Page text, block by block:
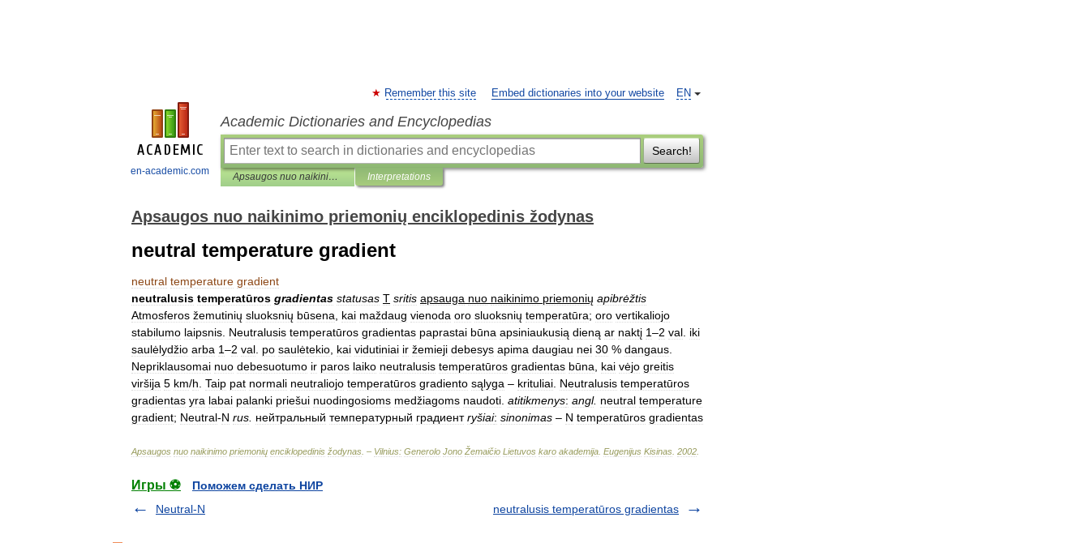
en-academic.com
EN
Remember this site Embed dictionaries into your website
Academic Dictionaries and Encyclopedias
Search!
Apsaugos nuo naikinimo priemonių enciklopedinis žodynas Interpretations
Apsaugos nuo naikinimo priemonių enciklopedinis žodynas
neutral temperature gradient
neutral temperature gradient
neutralusis temperatūros gradientas statusas T sritis apsauga nuo naikinimo priemonių apibrėžtis
Atmosferos žemutinių sluoksnių būsena kai maždaug vienoda oro sluoksnių temperatūra; oro vertikaliojo
stabilumo laipsnis Neutralusis temperatūros gradientas paprastai būna apsiniaukusią dieną ar naktį 1–2 val iki
saulėlydžio arba 1–2 val po saulėtekio kai vidutiniai ir žemieji debesys apima daugiau nei 30 % dangaus
Nepriklausomai nuo debesuotumo ir paros laiko neutralusis temperatūros gradientas būna kai vėjo greitis
viršija 5 km/h Taip pat normali neutraliojo temperatūros gradiento sąlyga – krituliai Neutralusis temperatūros
gradientas yra labai palanki priešui nuodingosioms medžiagoms naudoti atitikmenys: angl. neutral temperature
gradient; Neutral-N rus нейтральный температурный градиент ryšiai: sinonimas – N temperatūros gradientas
Apsaugos nuo naikinimo priemonių enciklopedinis žodynas . – Vilnius: Generolo Jono Žemaičio Lietuvos karo akademija Eugenijus Kisinas 2002
Игры ⚽
Поможем сделать НИР
Neutral-N
neutralusis temperatūros gradientas